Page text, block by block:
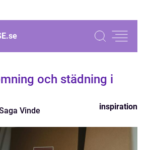
se
och städning i
Vinde inspiration